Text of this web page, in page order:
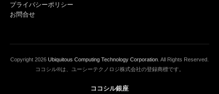
プライバシーポリシー
お問合せ
Copyright 2026 Ubiquitous Computing Technology Corporation . All Rights Reserved.
ココシル®は、ユーシーテクノロジ株式会社の登録商標です。
ココシル銀座